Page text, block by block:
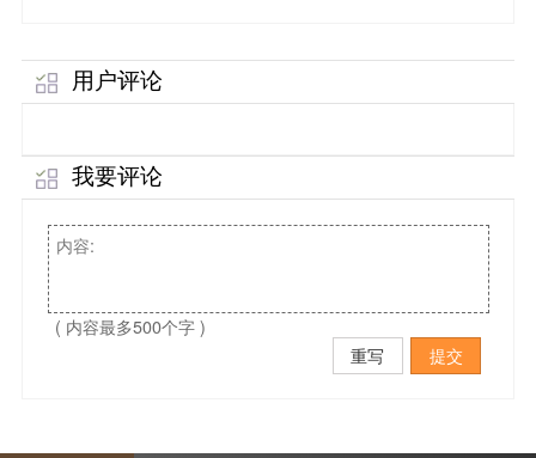
用户评论
我要评论
( 内容最多500个字 )
重写
提交